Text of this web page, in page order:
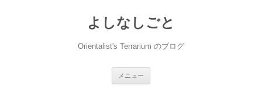
よしなしごと
Orientalist's Terrarium のブログ
メニュー